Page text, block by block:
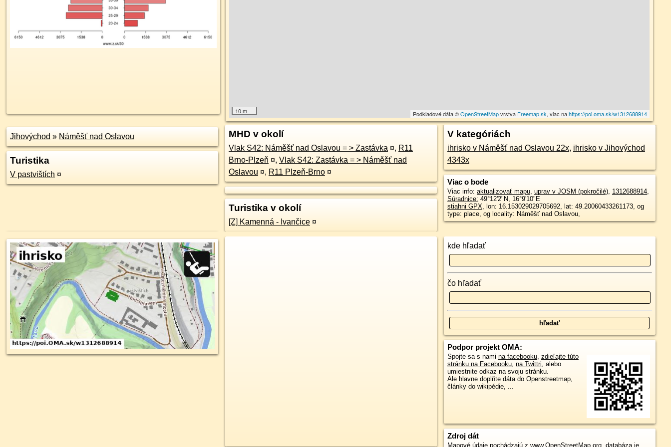
10 m Podkladové dáta ©OpenStreetMapvrstva Freemap.sk, viac nahttps://poi.oma.sk/w1312688914
Jihovýchod » Náměšť nad Oslavou
Turistika
V pastvištích ¤
MHD v okolí
Vlak S42: Náměšť nad Oslavou = > Zastávka ¤, R11
Brno-Plzeň ¤, Vlak S42: Zastávka = > Náměšť nad
Oslavou ¤, R11 Plzeň-Brno ¤
Turistika v okolí
[Z] Kamenná - Ivančice ¤
V kategóriách
ihrisko v Náměšť nad Oslavou 22x, ihrisko v Jihovýchod
4343x
Viac o bode
Viac info: aktualizovať mapu, uprav v JOSM (pokročilé), 1312688914,
Súradnice: 49°12'2"N, 16°9'10"E
stiahni GPX, lon: 16.153029029705692, lat: 49.20060433261173, og
type: place, og locality: Náměšť nad Oslavou,
kde hľadať
čo hľadať
Podpor projekt OMA:
Spojte sa s nami na facebooku, zdieľajte túto
stránku na Facebooku, na Twittri, alebo
umiestnite odkaz na svoju stránku.
Ale hlavne doplňte dáta do Openstreetmap,
články do wikipédie, ...
Zdroj dát
Mapové údaje pochádzajú z www.OpenStreetMap.org, databáza je